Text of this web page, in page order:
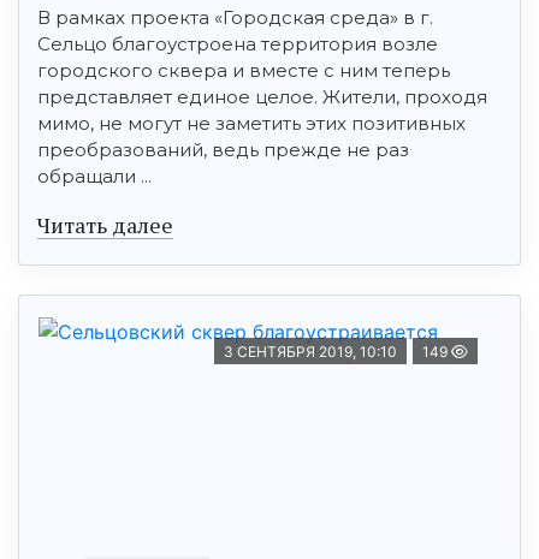
В рамках проекта «Городская среда» в г.
Сельцо благоустроена территория возле
городского сквера и вместе с ним теперь
представляет единое целое. Жители, проходя
мимо, не могут не заметить этих позитивных
преобразований, ведь прежде не раз
обращали ...
Читать далее
3 СЕНТЯБРЯ 2019, 10:10 149